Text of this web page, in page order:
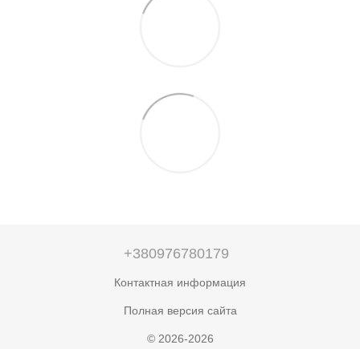
+380976780179
Контактная информация
Полная версия сайта
© 2026-2026